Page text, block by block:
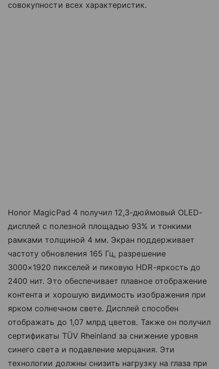
совокупности всех характеристик.
Honor MagicPad 4 получил 12,3-дюймовый OLED-
дисплей с полезной площадью 93% и тонкими
рамками толщиной 4 мм. Экран поддерживает
частоту обновления 165 Гц, разрешение
3000×1920 пикселей и пиковую HDR-яркость до
2400 нит. Это обеспечивает плавное отображение
контента и хорошую видимость изображения при
ярком солнечном свете. Дисплей способен
отображать до 1,07 млрд цветов. Также он получил
сертификаты TÜV Rheinland за снижение уровня
синего света и подавление мерцания. Эти
технологии должны снизить нагрузку на глаза при